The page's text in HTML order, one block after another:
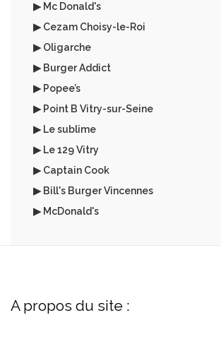
▶ Mc Donald's
▶ Cezam Choisy-le-Roi
▶ Oligarche
▶ Burger Addict
▶ Popee’s
▶ Point B Vitry-sur-Seine
▶ Le sublime
▶ Le 129 Vitry
▶ Captain Cook
▶ Bill's Burger Vincennes
▶ McDonald's
A propos du site :